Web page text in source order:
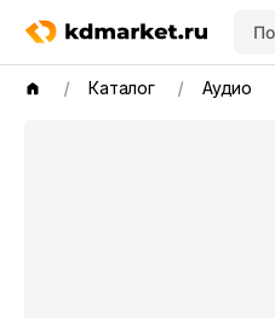
Каталог Аудио